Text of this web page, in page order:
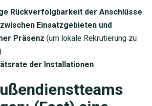
Rückverfolgbarkeit der Anschlüsse
Einsatzgebieten und
Präsenz (um lokale Rekrutierung zu
der Installationen